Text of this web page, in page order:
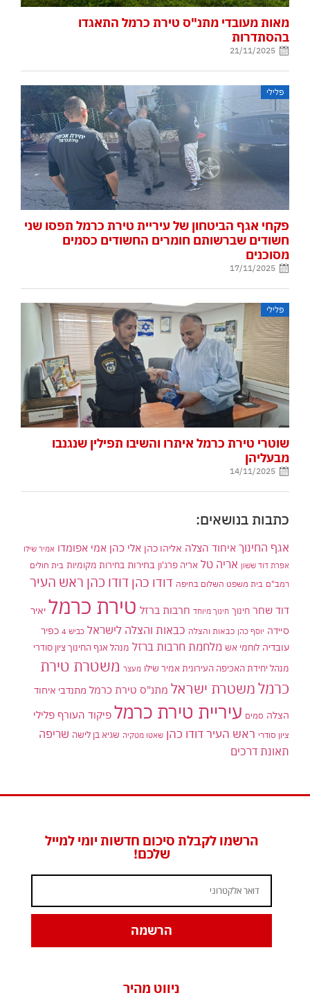
מאות מעובדי מתנ"ס טירת כרמל התאגדו
בהסתדרות
21/11/2025
פלילי
פקחי אגף הביטחון של עיריית טירת כרמל תפסו שני
חשודים שברשותם חומרים החשודים כסמים
מסוכנים
17/11/2025
פלילי
שוטרי טירת כרמל איתרו והשיבו תפילין שנגנבו
מבעליהן
14/11/2025
כתבות בנושאים:
אגף החינוך איחוד הצלה אליהו כהן אלי כהן אמי אפומדו אמיר שילו
אפרת דוד ששון אריה טל אריה פרג'ון בחירות בחירות מקומיות בית חולים
רמב"ם בית משפט השלום בחיפה דודו כהן דודו כהן ראש העיר
דוד שחר חינוך חינוך מיוחד חרבות ברזל טירת כרמל יאיר
סיידה יוסף כהן כבאות והצלה כבאות והצלה לישראל כביש 4
כפיר
עובדיה לוחמי אש מלחמת חרבות ברזל מנהל אגף החינוך ציון סודרי
מנהל יחידת האכיפה העירונית אמיר שילו מעצר משטרת טירת
כרמלמשטרת ישראל מתנ"ס טירת כרמל מתנדבי איחוד
הצלה סמים עיריית טירת כרמל פיקוד העורף פלילי
ציון סודרי ראש העיר דודו כהן שאטו מטקיה שגיא בן לישה שריפה
תאונת דרכים
הרשמו לקבלת סיכום חדשות יומי למייל
שלכם!
הרשמה
ניווט מהיר